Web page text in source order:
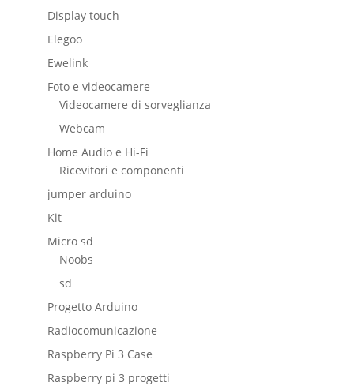
Display touch
Elegoo
Ewelink
Foto e videocamere
Videocamere di sorveglianza
Webcam
Home Audio e Hi-Fi
Ricevitori e componenti
jumper arduino
Kit
Micro sd
Noobs
sd
Progetto Arduino
Radiocomunicazione
Raspberry Pi 3 Case
Raspberry pi 3 progetti